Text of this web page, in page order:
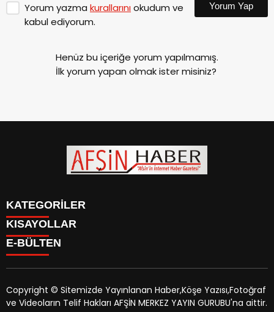
Yorum yazma kurallarınıokudum ve
kabul ediyorum.
Yorum Yap
Henüz bu içeriğe yorum yapılmamış.
İlk yorum yapan olmak ister misiniz?
KATEGORİLER
SİYASET
EĞİTİM
MAGAZİN
MANŞETLER
KISAYOLLAR
SİYASET
EĞİTİM
KÜLTÜR SANAT
MAGAZİN
E-BÜLTEN
afsinhaber.com e-bültenine abone olarak, tarafınıza haber,
Copyright © Sitemizde Yayınlanan Haber,Köşe Yazısı,Fotoğraf
ve Videoların Telif Hakları AFŞİN MERKEZ YAYIN GURUBU'na aittir.